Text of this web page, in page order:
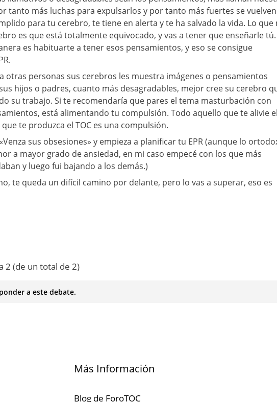
tanto más luchas para expulsarlos y por tanto más fuertes se
para tu cerebro, te tiene en alerta y te ha salvado la vida. Lo que
es que está totalmente equivocado, y vas a tener que enseñarle tú.
es habituarte a tener esos pensamientos, y eso se consigue
otras personas sus cerebros les muestra imágenes o pensamientos
hijos o padres, cuanto más desagradables, mejor cree su cerebro
su trabajo. Si te recomendaría que pares el tema masturbación con
está alimentando tu compulsión. Todo aquello que te alivie el
te produzca el TOC es una compulsión.
sus obsesiones» y empieza a planificar tu EPR (aunque lo
a mayor grado de ansiedad, en mi caso empecé con los que más
y luego fui bajando a los demás.)
te queda un difícil camino por delante, pero lo vas a superar, eso es
2 (de un total de 2)
a este debate.
Más Información
Blog de ForoTOC